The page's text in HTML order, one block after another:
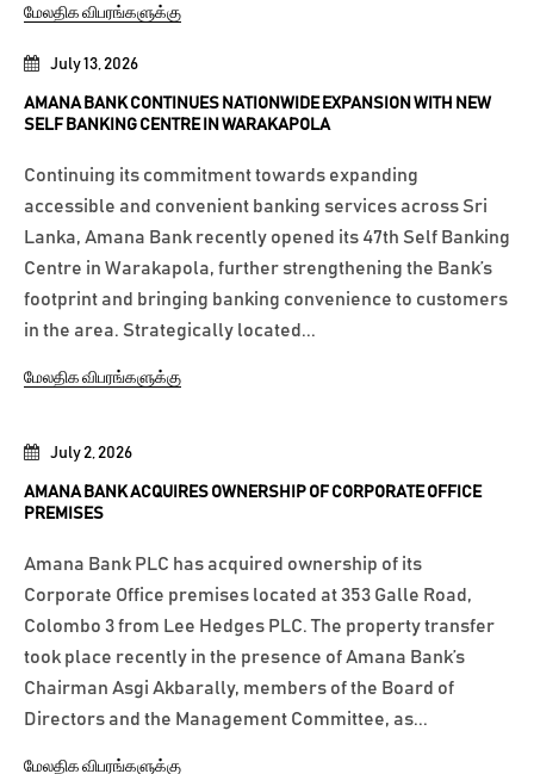
July 2, 2026
AMANA BANK ACQUIRES OWNERSHIP OF CORPORATE OFFICE
PREMISES
Amana Bank PLC has acquired ownership of its
Corporate Office premises located at 353 Galle Road,
Colombo 3 from Lee Hedges PLC. The property transfer
took place recently in the presence of Amana Bank’s
Chairman Asgi Akbarally, members of the Board of
Directors and the Management Committee, as...
மேலதிக விபரங்களுக்கு
July 13, 2026
AMANA BANK CONTINUES NATIONWIDE EXPANSION WITH NEW
SELF BANKING CENTRE IN WARAKAPOLA
Continuing its commitment towards expanding
accessible and convenient banking services across Sri
Lanka, Amana Bank recently opened its 47th Self Banking
Centre in Warakapola, further strengthening the Bank’s
footprint and bringing banking convenience to customers
in the area. Strategically located...
மேலதிக விபரங்களுக்கு
மேலதிக விபரங்களுக்கு